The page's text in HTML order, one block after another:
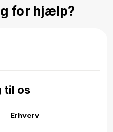
for hjælp?
til os
Erhverv